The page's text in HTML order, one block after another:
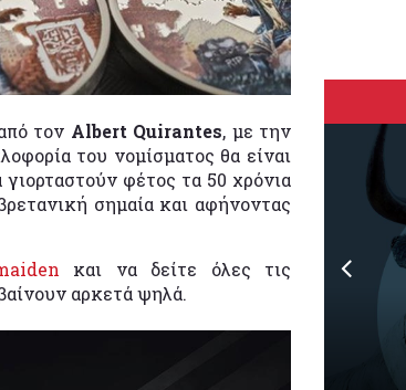
τον Albert Quirantes, με την
του νομίσματος θα είναι
φέτος τα 50 χρόνια
σημαία και αφήνοντας
και να δείτε όλες τις
αρκετά ψηλά.